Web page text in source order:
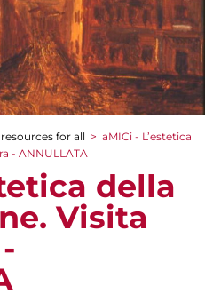
for all > aMICi - L’estetica
- ANNULLATA
della
Visita